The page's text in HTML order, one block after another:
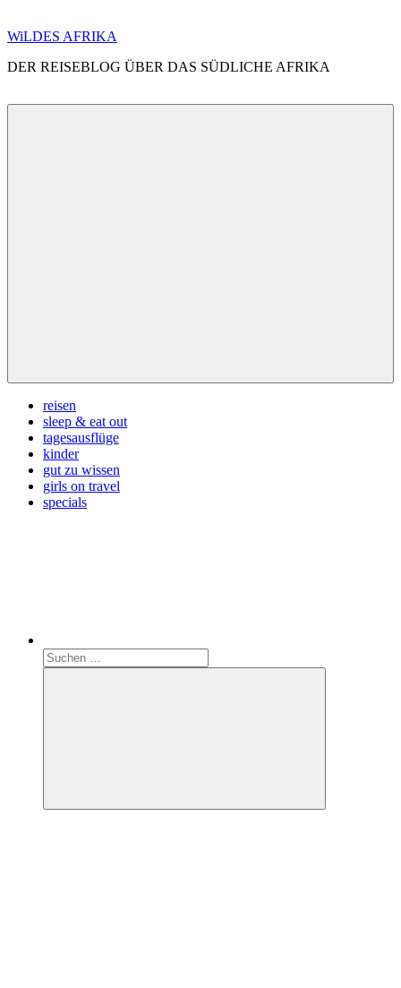
Zum
springen
WiLDES AFRIKA
DER REISEBLOG ÜBER DAS SÜDLICHE AFRIKA
reisen
sleep & eat out
tagesausflüge
kinder
gut zu wissen
girls on travel
specials
Suchen
nach:
Suchen